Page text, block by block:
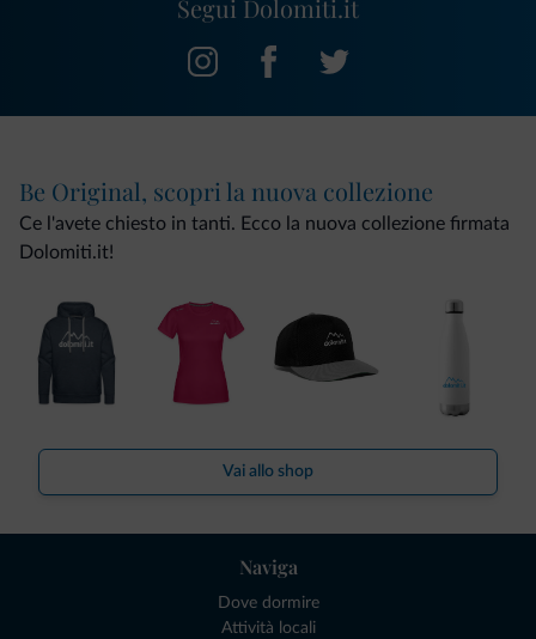
Segui Dolomiti.it
Be Original, scopri la nuova collezione
Ce l'avete chiesto in tanti. Ecco la nuova collezione firmata
Dolomiti.it!
Vai allo shop
Naviga
Dove dormire
Attività locali